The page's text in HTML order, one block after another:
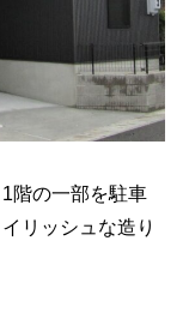
階の一部を駐車
リッシュな造り